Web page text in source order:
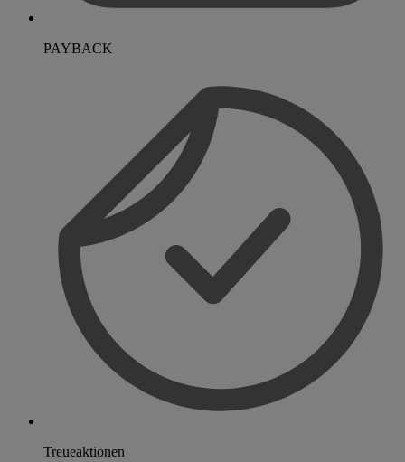
PAYBACK
Treueaktionen